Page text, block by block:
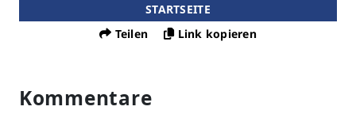
STARTSEITE
Teilen
Link kopieren
Kommentare